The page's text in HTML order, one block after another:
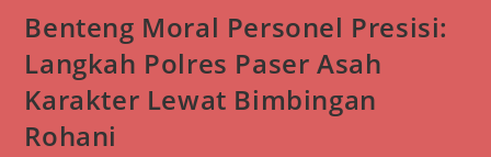
Disambut
Antusias
1
Ton
Beras
SPHP
Benteng Moral Personel Presisi:
Langkah Polres Paser Asah
Karakter Lewat Bimbingan
Rohani